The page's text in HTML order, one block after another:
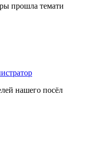
прошла темати
нашего посёл